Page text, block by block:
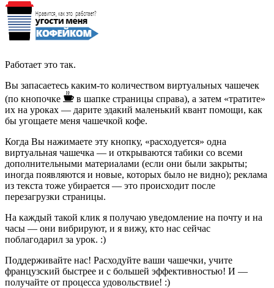
Работает это так.
Вы запасаетесь каким-то количеством виртуальных чашечек
(по кнопочке
в шапке страницы справа), а затем «тратите»
их на уроках — дарите эдакий маленький квант помощи, как
бы угощаете меня чашечкой кофе.
Когда Вы нажимаете эту кнопку, «расходуется» одна
виртуальная чашечка — и открываются табики со всеми
дополнительными материалами (если они были закрыты;
иногда появляются и новые, которых было не видно); реклама
из текста тоже убирается — это происходит после
перезагрузки страницы.
На каждый такой клик я получаю уведомление на почту и на
часы — они вибрируют, и я вижу, кто нас сейчас
поблагодарил за урок. :)
Поддерживайте нас! Расходуйте ваши чашечки, учите
французский быстрее и с большей эффективностью! И —
получайте от процесса удовольствие! :)